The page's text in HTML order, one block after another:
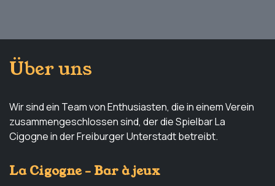
Über uns
Wir sind ein Team von Enthusiasten, die in einem Verein
zusammengeschlossen sind, der die Spielbar La
Cigogne in der Freiburger Unterstadt betreibt.
La Cigogne - Bar à jeux